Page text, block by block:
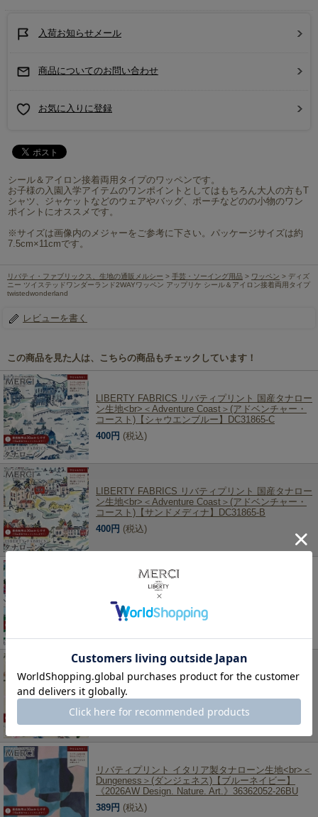
入荷お知らせメール
商品についてのお問い合わせ
お気に入りに登録
シール＆アイロン接着両用タイプのワッペンです。
お子様の入園入学アイテムのワンポイントとしてはもちろん大人の方もT
シャツ、ジャケットなどのウェアやバッグ、ポーチなどのの小物のワン
ポイントにオススメです。
※サイズは画像内のメジャーをご参考に下さい。パッケージサイズは約
7.5cm×11cmです。
リバティ・ファブリックス、生地の通販メルシー > 手芸・ソーイング用品 > ワッペン > ディズ
ニー ツイステッドワンダーランド2WAYワッペン アップリケ シール＆アイロン接着両用タイプ
twistedwonderland
レビューを書く
この商品を見た人は、こちらの商品もチェックしています！
LIBERTY FABRICS リバティプリント 国産タナロー
ン生地<br>＜Adventure Coast＞(アドベンチャー・
コースト)【シャウエンブルー】DC31865-C
400円 (税込)
LIBERTY FABRICS リバティプリント 国産タナロー
ン生地<br>＜Adventure Coast＞(アドベンチャー・
コースト)【サンドメディナ】DC31865-B
400円 (税込)
LIBERTY FABRICS リバティプリント 国産タナロー
ン生地<br>＜Adventure Coast＞(アドベンチャー・
コースト)【ターコイズバザール】DC31865-A
400円 (税込)
LIBERTY FABRICS リバティプリント 国産タナロー
ン生地<br>＜Annie＞(アニー)【グレージュ】
3632005-J25A
400円 (税込)
リバティプリント イタリア製タナローン生地<br>＜
Dungeness＞(ダンジェネス)【ブルーネイビー】
《2026AW Design. Nature. Art.》36362052-26BU
389円 (税込)